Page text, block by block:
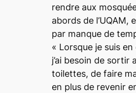
rendre aux
abords de l’UQAM,
par manque de
« Lorsque je suis en
j’ai besoin de sortir
toilettes, de faire
en plus de revenir